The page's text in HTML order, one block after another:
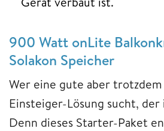
900 Watt onLite
Solakon Speicher
Wer eine gute aber
Einsteiger-Lösung sucht,
Denn dieses Starter-Paket